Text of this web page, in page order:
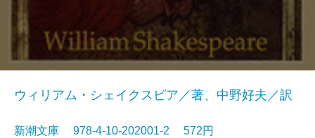
ウィリアム・シェイクスピア／著、中野好夫／訳
新潮文庫 978-4-10-202001-2 572円